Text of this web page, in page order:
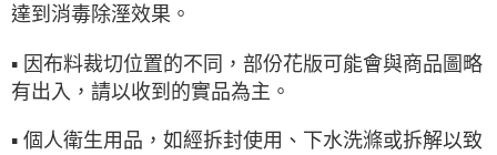
達到消毒除溼效果。
▪ 因布料裁切位置的不同，部份花版可能會與商品圖略
有出入，請以收到的實品為主。
▪ 個人衛生用品，如經拆封使用、下水洗滌或拆解以致